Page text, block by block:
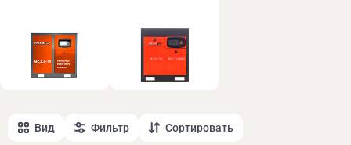
Вид Фильтр Сортировать